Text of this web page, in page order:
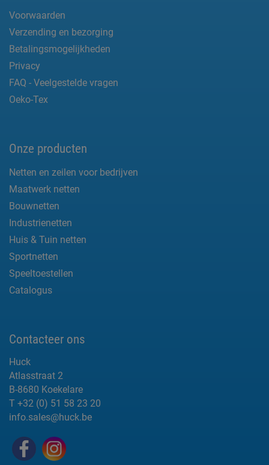
Voorwaarden
Verzending en bezorging
Betalingsmogelijkheden
Privacy
FAQ - Veelgestelde vragen
Oeko-Tex
Onze producten
Netten en zeilen voor bedrijven
Maatwerk netten
Bouwnetten
Industrienetten
Huis & Tuin netten
Sportnetten
Speeltoestellen
Catalogus
Contacteer ons
Huck
Atlasstraat 2
B-8680 Koekelare
T +32 (0) 51 58 23 20
info.sales@huck.be